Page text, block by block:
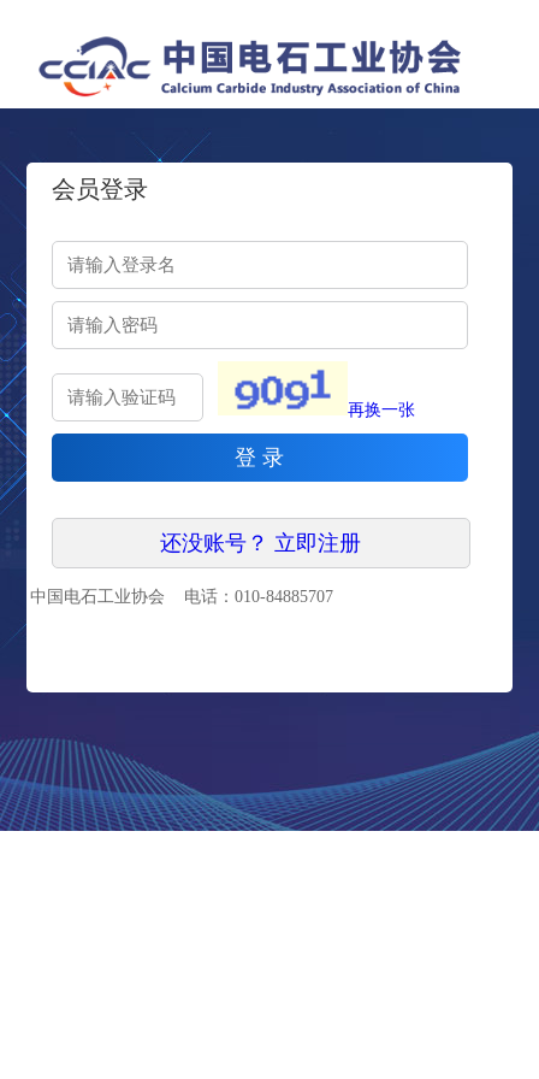
会员登录
再换一张
还没账号？ 立即注册
中国电石工业协会 电话：010-84885707